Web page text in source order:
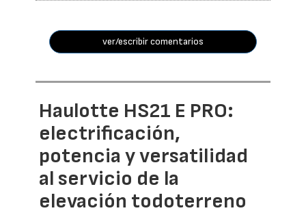
ver/escribir comentarios
Haulotte HS21 E PRO:
electrificación,
potencia y versatilidad
al servicio de la
elevación todoterreno